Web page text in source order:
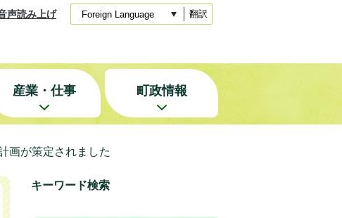
声読み上げ 翻訳
産業・仕事 町政情報
画が策定されました
キーワード検索